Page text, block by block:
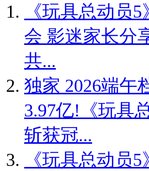
《玩具总动员
会 影迷家长分
共...
独家 2026端午
3.97亿!《玩具
斩获冠...
《玩具总动员